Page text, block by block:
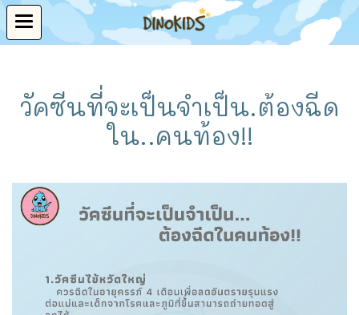
วัคซีนที่จะเป็นจำเป็น.ต้องฉีด
ใน..คนท้อง!!